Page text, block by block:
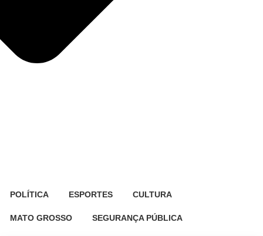
POLÍTICA ESPORTES CULTURA
MATO GROSSO SEGURANÇA PÚBLICA